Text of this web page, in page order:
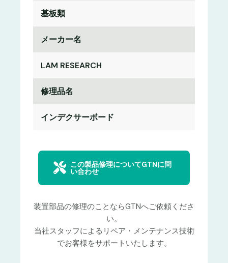
基板類
メーカー名
LAM RESEARCH
修理品名
インデクサーボード
この製品修理についてGTNに問
い合わせ
装置部品の修理のことならGTNへご依頼くださ
い。
当社スタッフによるリペア・メンテナンス技術
でお客様をサポートいたします。